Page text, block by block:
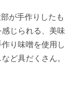
が手作りしたも
じられる、美味
り味噌を使用し
ど具だくさん。